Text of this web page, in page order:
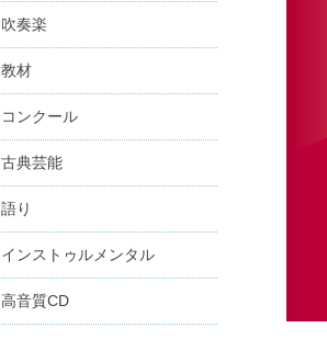
吹奏楽
教材
コンクール
古典芸能
語り
インストゥルメンタル
高音質CD